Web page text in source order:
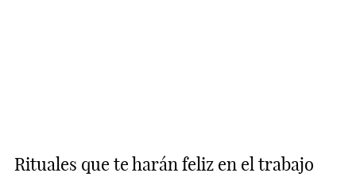
Rituales que te harán feliz en el trabajo